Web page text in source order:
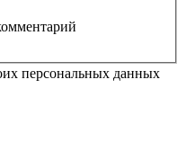
персональных данных